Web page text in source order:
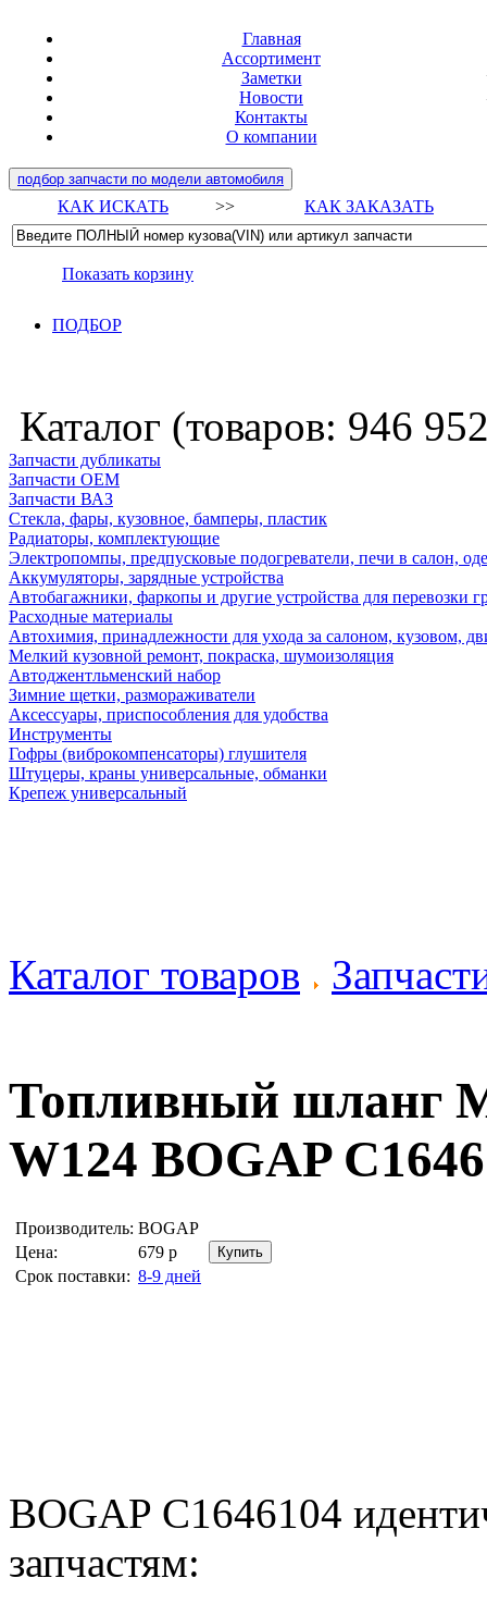
Главная
Ассортимент
Заметки
Новости
Контакты
О компании
подбор запчасти по модели автомобиля
КАК ИСКАТЬ >> КАК ЗАКАЗАТЬ
Показать корзину
ПОДБОР
Каталог (товаров: 946
Запчасти дубликаты
Запчасти ОЕМ
Запчасти ВАЗ
Стекла, фары, кузовное, бамперы, пластик
Радиаторы, комплектующие
Электропомпы, предпусковые подогреватели, печи в салон,
Аккумуляторы, зарядные устройства
Автобагажники, фаркопы и другие устройства для перевозки
Расходные материалы
Автохимия, принадлежности для ухода за салоном, кузовом,
Мелкий кузовной ремонт, покраска, шумоизоляция
Автоджентльменский набор
Зимние щетки, размораживатели
Аксессуары, приспособления для удобства
Инструменты
Гофры (виброкомпенсаторы) глушителя
Штуцеры, краны универсальные, обманки
Крепеж универсальный
Каталог товаров
Топливный шланг
W124 BOGAP
Производитель: BOGAP
Цена:
679 р
Срок поставки: 8-9 дней
BOGAP C1646104
запчастям: